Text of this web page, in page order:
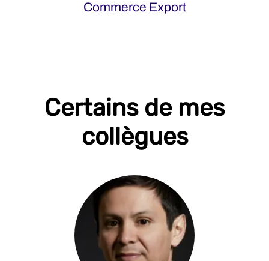
Commerce Export
Certains de mes
collègues